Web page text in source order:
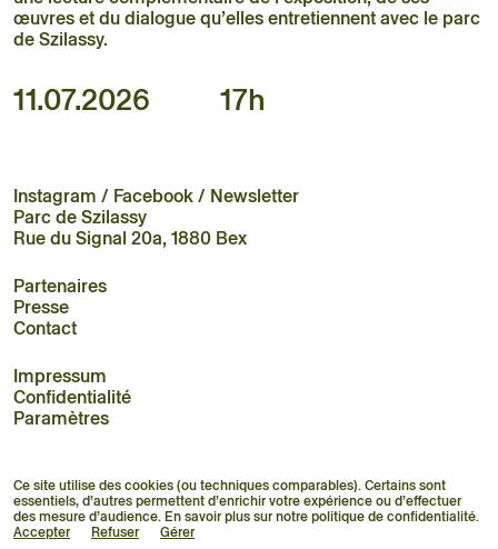
œuvres et du dialogue qu’elles entretiennent avec le parc
de Szilassy.
11.07.2026 17h
Instagram / Facebook/ Newsletter
Parc de Szilassy
Rue du Signal 20a, 1880 Bex
Partenaires
Presse
Contact
Impressum
Confidentialité
Paramètres
Ce site utilise des cookies (ou techniques comparables). Certains sont
essentiels, d’autres permettent d’enrichir votre expérience ou d’effectuer
des mesure d’audience. En savoir plus sur notrepolitique de confidentialité.
Accepter
Refuser Gérer